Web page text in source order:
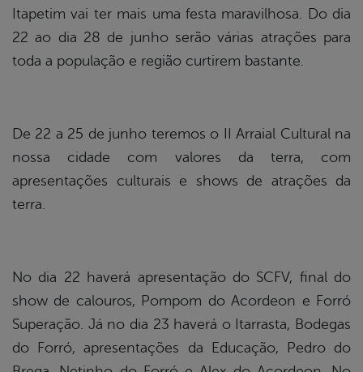
Itapetim vai ter mais uma festa maravilhosa. Do dia
22 ao dia 28 de junho serão várias atrações para
toda a população e região curtirem bastante.
De 22 a 25 de junho teremos o II Arraial Cultural na
nossa cidade com valores da terra, com
apresentações culturais e shows de atrações da
terra.
No dia 22 haverá apresentação do SCFV, final do
show de calouros, Pompom do Acordeon e Forró
Superação. Já no dia 23 haverá o Itarrasta, Bodegas
do Forró, apresentações da Educação, Pedro do